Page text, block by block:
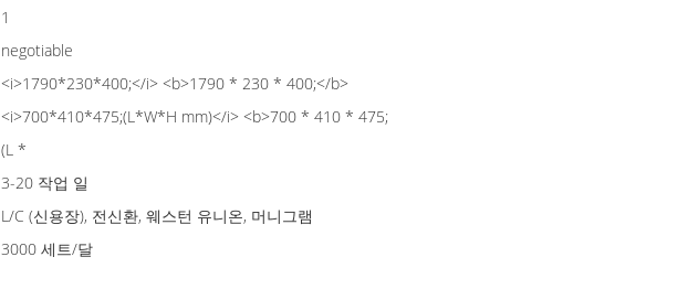
1
negotiable
<i>1790*230*400;</i> <b>1790 * 230 * 400;</b>
<i>700*410*475;(L*W*H mm)</i> <b>700 * 410 * 475;
(L *
3-20 작업 일
L/C (신용장), 전신환, 웨스턴 유니온, 머니그램
3000 세트/달